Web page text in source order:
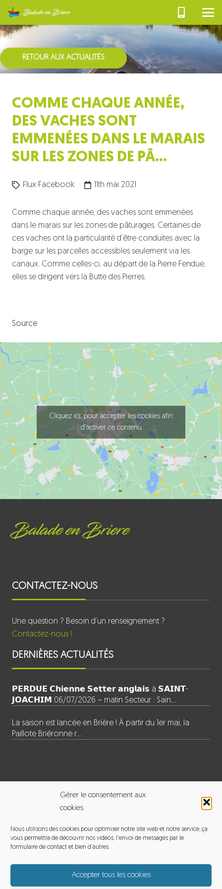
Gérer le consentement aux
cookies
Nous utilisons des cookies pour optimiser notre site web et notre service, ça
vous permettra de découvrir nos vidéos, l'envoi de messages par le
formulaire de contact et bien d'autres.
Accepter tous les cookies
RETOUR AUX ACTUALITÉS
COMME CHAQUE ANNÉE,
DES VACHES SONT
EMMENÉES DANS LE MARAIS
SUR LES ZONES DE PÂ…
Flux Facebook 11th mai 2021
Comme chaque année, des vaches sont emmenées
dans le marais sur les zones de pâturages. Certaines de
ces vaches ont la particularité d’être conduites avec la
barge sur les parcelles accessibles seulement via les
canaux. Comme celles-ci, au départ de la Pierre Fendue,
elles se dirigent vers la Butte des Pierres.
Source
Cliquez ici, pour accepter les cookies afin
d'activer ce contenu
Balade en Briere
CONTACTEZ-NOUS
Une question ? Besoin d’un renseignement ?
Contactez-nous !
DERNIÈRES ACTUALITÉS
𝗣𝗘𝗥𝗗𝗨𝗘 𝗖𝗵𝗶𝗲𝗻𝗻𝗲 𝗦𝗲𝘁𝘁𝗲𝗿 𝗮𝗻𝗴𝗹𝗮𝗶𝘀 à 𝗦𝗔𝗜𝗡𝗧-
𝗝𝗢𝗔𝗖𝗛𝗜𝗠 06/07/2026 ~ matin Secteur : Sain…
La saison est lancée en Brière ! À partir du 1er mai, la
Paillote Briéronne r…
Adresse : 120 le pouet, 44720 Saint-Joachim
Email :michelmoyon2@gmail.com
Téléphone : 06 60 12 65 01